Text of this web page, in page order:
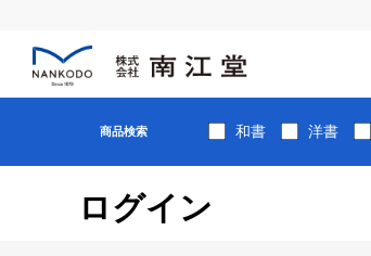
商品検索 和書 洋書
ログイン